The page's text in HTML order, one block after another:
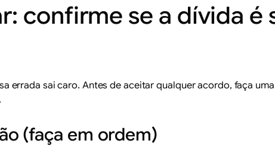
confirme se a dívida é
errada sai caro. Antes de aceitar qualquer acordo, faça
(faça em ordem)